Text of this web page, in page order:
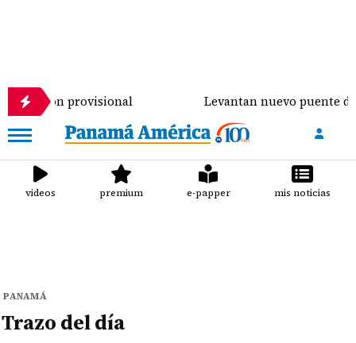
provisional Levantan nuevo puente de
videos premium e-papper mis noticias
PANAMÁ
Trazo del día